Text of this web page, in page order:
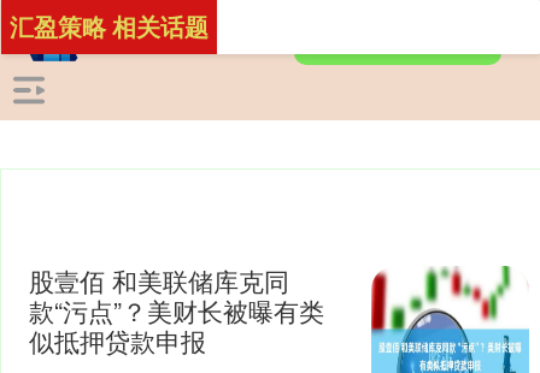
汇盈策略 相关话题
股壹佰 和美联储库克同
款“污点”？美财长被曝有类
似抵押贷款申报